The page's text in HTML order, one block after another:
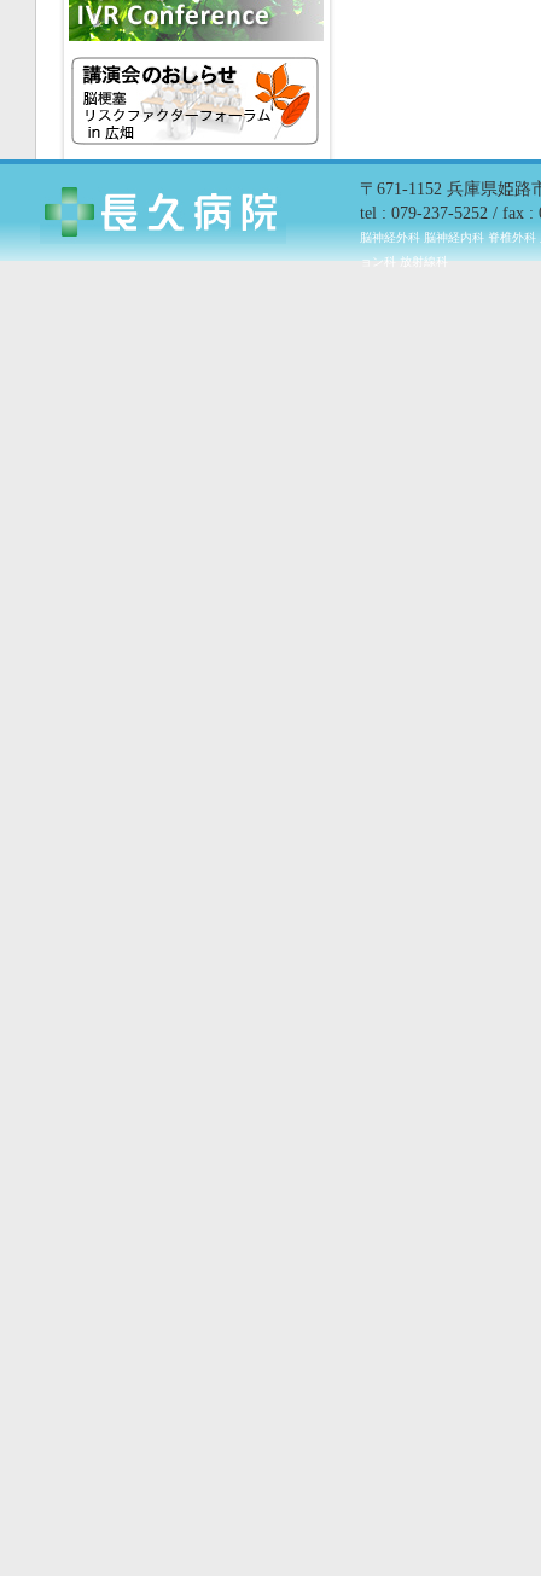
〒671-1152 兵庫県姫路
tel : 079-237-5252 / fax :
脳神経外科 脳神経内科 脊椎外
ョン科 放射線科